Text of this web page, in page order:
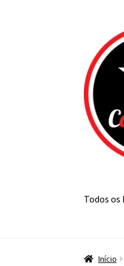
para
navegação
para
conteúdo
Todos os
Início